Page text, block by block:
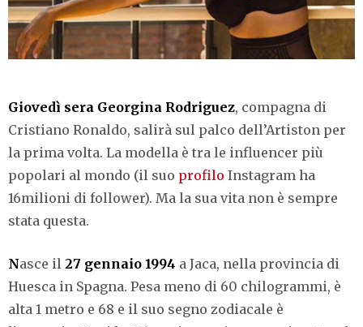
Giovedì sera Georgina Rodriguez, compagna di
Cristiano Ronaldo, salirà sul palco dell’Artiston per
la prima volta. La modella è tra le influencer più
popolari al mondo (il suo profilo Instagram ha
16milioni di follower). Ma la sua vita non è sempre
stata questa.
Nasce il 27 gennaio 1994 a Jaca, nella provincia di
Huesca in Spagna. Pesa meno di 60 chilogrammi, è
alta 1 metro e 68 e il suo segno zodiacale è